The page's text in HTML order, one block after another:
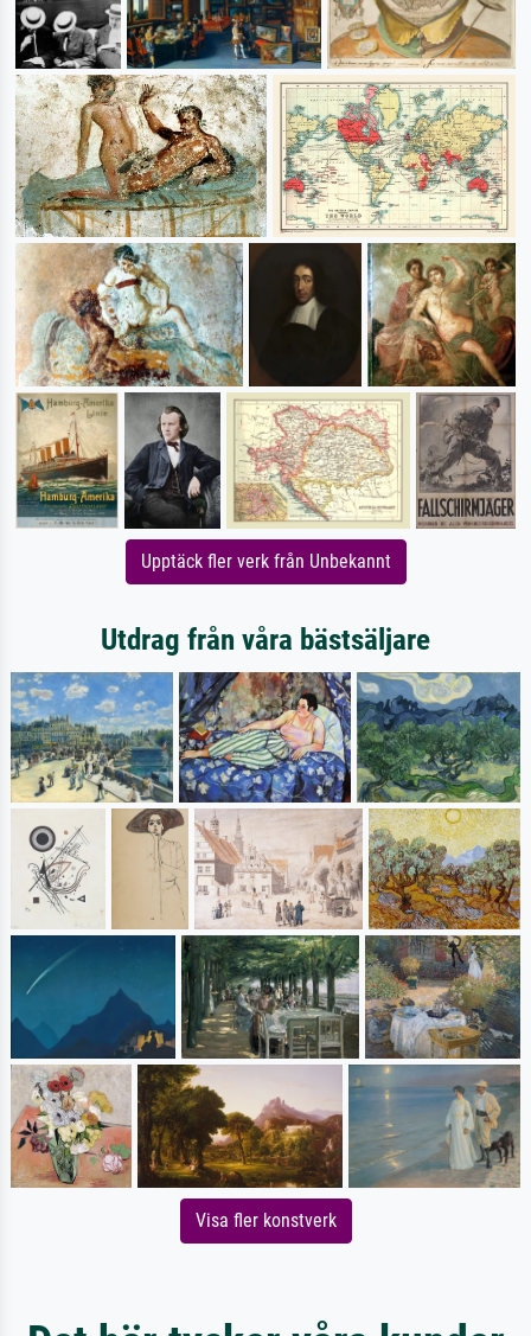
Upptäck fler verk från Unbekannt
Utdrag från våra bästsäljare
Visa fler konstverk